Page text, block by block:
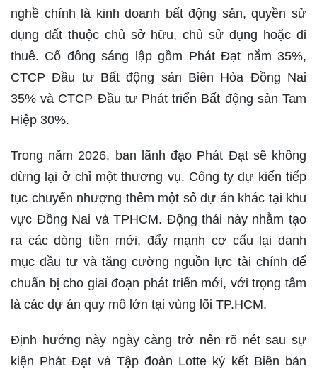
nghề chính là kinh doanh bất động sản, quyền sử
dụng đất thuộc chủ sở hữu, chủ sử dụng hoặc đi
thuê. Cổ đông sáng lập gồm Phát Đạt nắm 35%,
CTCP Đầu tư Bất động sản Biên Hòa Đồng Nai
35% và CTCP Đầu tư Phát triển Bất động sản Tam
Hiệp 30%.
Trong năm 2026, ban lãnh đạo Phát Đạt sẽ không
dừng lại ở chỉ một thương vụ. Công ty dự kiến tiếp
tục chuyển nhượng thêm một số dự án khác tại khu
vực Đồng Nai và TPHCM. Động thái này nhằm tạo
ra các dòng tiền mới, đẩy mạnh cơ cấu lại danh
mục đầu tư và tăng cường nguồn lực tài chính để
chuẩn bị cho giai đoạn phát triển mới, với trọng tâm
là các dự án quy mô lớn tại vùng lõi TP.HCM.
Định hướng này ngày càng trở nên rõ nét sau sự
kiện Phát Đạt và Tập đoàn Lotte ký kết Biên bản